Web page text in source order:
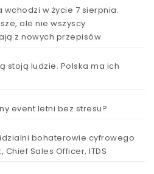
w życie 7 sierpnia.
ale nie wszyscy
z nowych przepisów
stoją ludzie. Polska ma ich
event letni bez stresu?
bohaterowie cyfrowego
Sales Officer, ITDS